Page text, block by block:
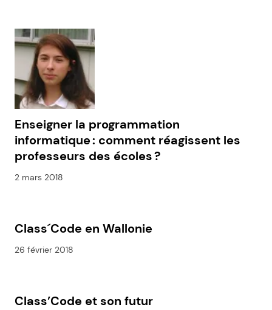
Enseigner la programmation
informatique : comment réagissent les
professeurs des écoles ?
2 mars 2018
Class´Code en Wallonie
26 février 2018
Class’Code et son futur